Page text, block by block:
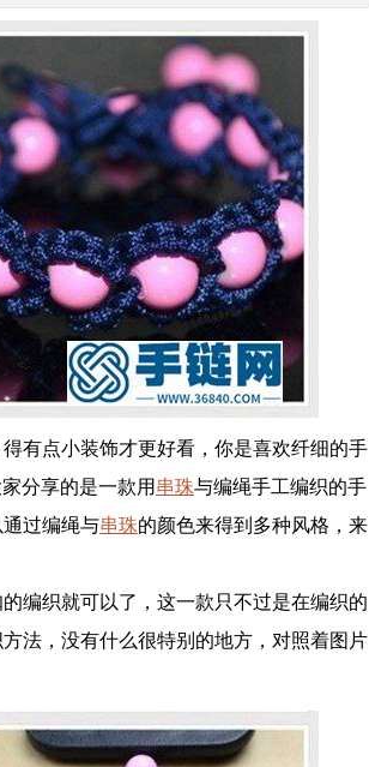
有点小装饰才更好看，你是喜欢纤细的手
分享的是一款用 串珠与编绳手工编织的手
过编绳与串珠的颜色来得到多种风格，来
编织就可以了，这一款只不过是在编织的
法，没有什么很特别的地方，对照着图片